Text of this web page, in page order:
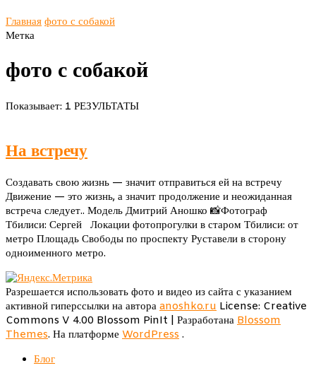
Главная фото с собакой
Метка
фото с собакой
Показывает: 1 РЕЗУЛЬТАТЫ
На встречу
Создавать свою жизнь — значит отправиться ей на встречу
Движение — это жизнь, а значит продолжение и неожиданная
встреча следует.. Модель Дмитрий Аношко 📸Фотограф
Тбилиси: Сергей Локации фотопрогулки в старом Тбилиси: от
метро Площадь Свободы по проспекту Руставели в сторону
одноименного метро.
Разрешается использовать фото и видео из сайта с указанием
активной гиперссылки на автора anoshko.ru License: Creative
Commons V 4.00 Blossom PinIt | Разработана Blossom
Themes. На платформе WordPress .
Блог